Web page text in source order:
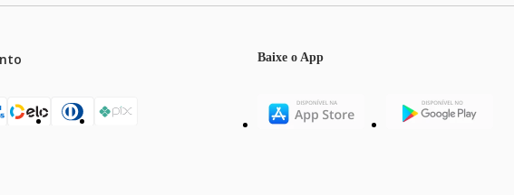
Baixe o App